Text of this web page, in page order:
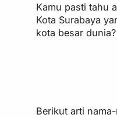
Kamu pasti tahu
Kota Surabaya
kota besar dunia?
Berikut arti